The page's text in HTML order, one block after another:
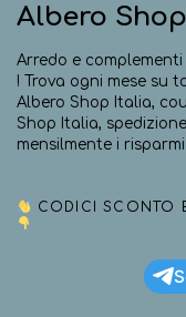
Albero Shop
Arredo e
! Trova ogni mese su
Albero Shop Italia,
Shop Italia,
mensilmente i
CODICI SCONTO